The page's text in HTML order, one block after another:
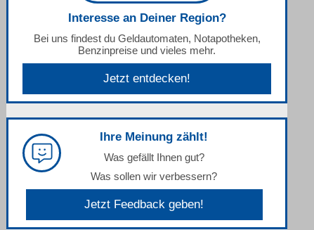
Interesse an Deiner Region?
Bei uns findest du Geldautomaten, Notapotheken,
Benzinpreise und vieles mehr.
Jetzt entdecken!
Ihre Meinung zählt!
Was gefällt Ihnen gut?
Was sollen wir verbessern?
Jetzt Feedback geben!